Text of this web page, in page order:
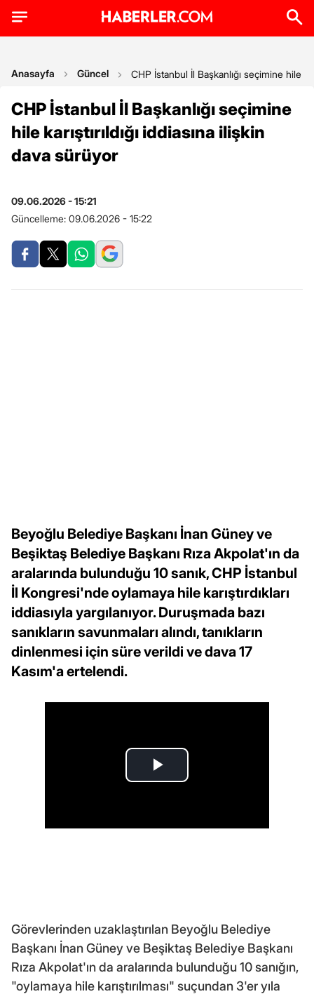
Anasayfa Güncel CHP İstanbul İl Başkanlığı seçimine hile
CHP İstanbul İl Başkanlığı seçimine
hile karıştırıldığı iddiasına ilişkin
dava sürüyor
09.06.2026 - 15:21
Güncelleme: 09.06.2026 - 15:22
Beyoğlu Belediye Başkanı İnan Güney ve
Beşiktaş Belediye Başkanı Rıza Akpolat'ın da
aralarında bulunduğu 10 sanık, CHP İstanbul
İl Kongresi'nde oylamaya hile karıştırdıkları
iddiasıyla yargılanıyor. Duruşmada bazı
sanıkların savunmaları alındı, tanıkların
dinlenmesi için süre verildi ve dava 17
Kasım'a ertelendi.
Görevlerinden uzaklaştırılan Beyoğlu Belediye
Başkanı İnan Güney ve Beşiktaş Belediye Başkanı
Rıza Akpolat'ın da aralarında bulunduğu 10 sanığın,
"oylamaya hile karıştırılması" suçundan 3'er yıla